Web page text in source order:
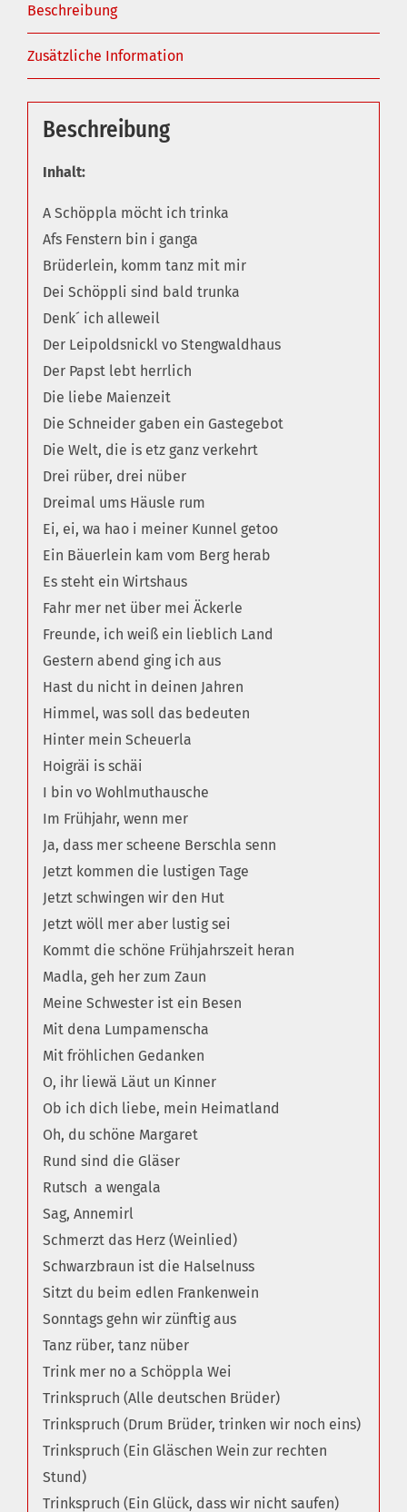
Beschreibung
Zusätzliche Information
Beschreibung
Inhalt:
A Schöppla möcht ich trinka
Afs Fenstern bin i ganga
Brüderlein, komm tanz mit mir
Dei Schöppli sind bald trunka
Denk´ ich alleweil
Der Leipoldsnickl vo Stengwaldhaus
Der Papst lebt herrlich
Die liebe Maienzeit
Die Schneider gaben ein Gastegebot
Die Welt, die is etz ganz verkehrt
Drei rüber, drei nüber
Dreimal ums Häusle rum
Ei, ei, wa hao i meiner Kunnel getoo
Ein Bäuerlein kam vom Berg herab
Es steht ein Wirtshaus
Fahr mer net über mei Äckerle
Freunde, ich weiß ein lieblich Land
Gestern abend ging ich aus
Hast du nicht in deinen Jahren
Himmel, was soll das bedeuten
Hinter mein Scheuerla
Hoigräi is schäi
I bin vo Wohlmuthausche
Im Frühjahr, wenn mer
Ja, dass mer scheene Berschla senn
Jetzt kommen die lustigen Tage
Jetzt schwingen wir den Hut
Jetzt wöll mer aber lustig sei
Kommt die schöne Frühjahrszeit heran
Madla, geh her zum Zaun
Meine Schwester ist ein Besen
Mit dena Lumpamenscha
Mit fröhlichen Gedanken
O, ihr liewä Läut un Kinner
Ob ich dich liebe, mein Heimatland
Oh, du schöne Margaret
Rund sind die Gläser
Rutsch a wengala
Sag, Annemirl
Schmerzt das Herz (Weinlied)
Schwarzbraun ist die Halselnuss
Sitzt du beim edlen Frankenwein
Sonntags gehn wir zünftig aus
Tanz rüber, tanz nüber
Trink mer no a Schöppla Wei
Trinkspruch (Alle deutschen Brüder)
Trinkspruch (Drum Brüder, trinken wir noch eins)
Trinkspruch (Ein Gläschen Wein zur rechten
Stund)
Trinkspruch (Ein Glück, dass wir nicht saufen)